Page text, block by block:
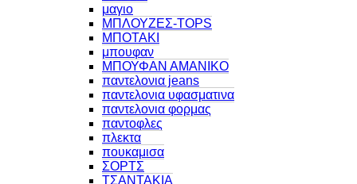
μαγιο
ΜΠΛΟΥΖΕΣ-TOPS
ΜΠΟΤΑΚΙ
μπουφαν
ΜΠΟΥΦΑΝ ΑΜΑΝΙΚΟ
παντελονια jeans
παντελονια υφασματινα
παντελονια φορμας
παντοφλες
πλεκτα
πουκαμισα
ΣΟΡΤΣ
ΤΣΑΝΤΑΚΙΑ